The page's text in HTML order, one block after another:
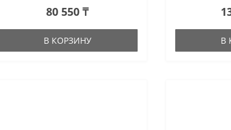
80 550 ₸
В КОРЗИНУ В